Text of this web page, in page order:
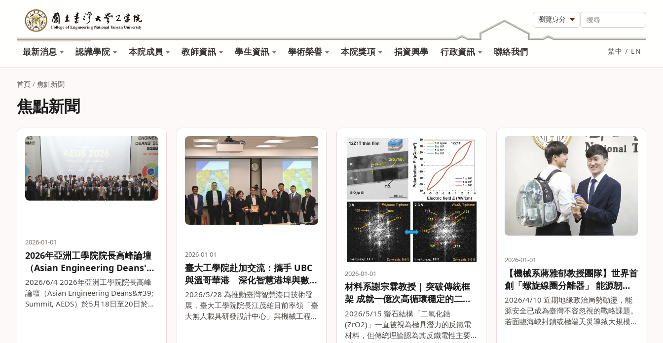
瀏覽身分
搜尋…
最新消息 認識學院 本院成員 教師資訊 學生資訊 學術榮譽 本院獎項 捐資興學 行政資訊 聯絡我們 繁中 / EN
首頁 / 焦點新聞
焦點新聞
2026-01-01
2026年亞洲工學院院長高峰論壇
（Asian Engineering Deans'
Summit, AEDS）
2026/6/4 2026年亞洲工學院院長高峰
論壇（Asian Engineering Deans&#39;
Summit, AEDS）於5月18日至20日於韓
2026-01-01
臺大工學院赴加交流：攜手 UBC
與溫哥華港 深化智慧港埠與數位
雙生技術研發
2026/5/28 為推動臺灣智慧港口技術發
展，臺大工學院院長江茂雄日前率領「臺
大無人載具研發設計中心」與機械工程學
2026-01-01
材料系謝宗霖教授 | 突破傳統框
架 成就一億次高循環穩定的二氧
化鋯反鐵電技術
2026/5/15 螢石結構「二氧化鋯
(ZrO2)」一直被視為極具潛力的反鐵電
材料，但傳統理論認為其反鐵電性主要源
2026-01-01
【機械系蔣雅郁教授團隊】世界首
創「螺旋線圈分離器」 能源韌性
新曙光
2026/4/10 近期地緣政治局勢動盪，能
源安全已成為臺灣不容忽視的戰略課題。
若面臨海峽封鎖或極端天災導致大規模能